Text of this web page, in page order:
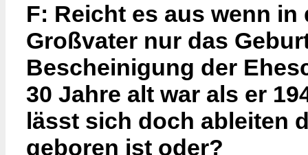
F: Reicht es aus wenn
Großvater nur das
Bescheinigung der
30 Jahre alt war als er
lässt sich doch ableiten
geboren ist oder?